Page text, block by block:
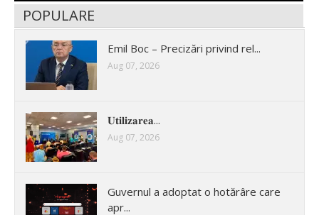
POPULARE
Emil Boc – Precizări privind rel...
Aug 07, 2026
𝐔𝐭𝐢𝐥𝐢𝐳𝐚𝐫𝐞𝐚...
Aug 07, 2026
Guvernul a adoptat o hotărâre care
apr...